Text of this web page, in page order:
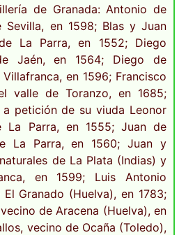
de Granada: Antonio de
Sevilla, en 1598; Blas y Juan
La Parra, en 1552; Diego
Jaén, en 1564; Diego de
en 1596; Francisco
valle de Toranzo, en 1685;
a petición de su viuda Leonor
La Parra, en 1555; Juan de
La Parra, en 1560; Juan y
de La Plata (Indias) y
en 1599; Luis Antonio
Granado (Huelva), en 1783;
de Aracena (Huelva), en
vecino de Ocaña (Toledo),